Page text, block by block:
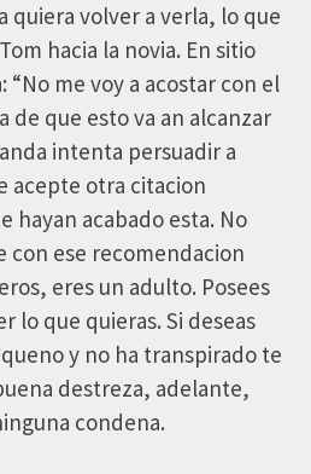
quiera volver a verla, lo que
hacia la novia. En sitio
“No me voy a acostar con el
de que esto va an alcanzar
intenta persuadir a
acepte otra citacion
hayan acabado esta. No
con ese recomendacion
eres un adulto. Posees
lo que quieras. Si deseas
y no ha transpirado te
destreza, adelante,
condena.